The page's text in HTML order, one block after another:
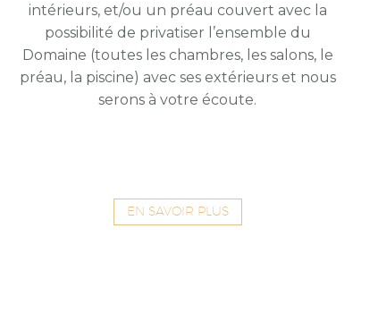
intérieurs, et/ou un préau couvert avec la
possibilité de privatiser l’ensemble du
Domaine (toutes les chambres, les salons, le
préau, la piscine) avec ses extérieurs et nous
serons à votre écoute.
EN SAVOIR PLUS